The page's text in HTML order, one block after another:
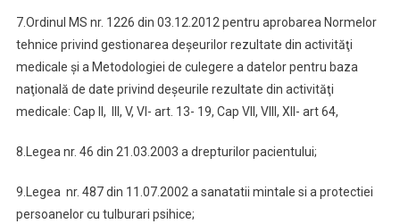
7.Ordinul MS nr. 1226 din 03.12.2012 pentru aprobarea Normelor
tehnice privind gestionarea deşeurilor rezultate din activităţi
medicale şi a Metodologiei de culegere a datelor pentru baza
naţională de date privind deşeurile rezultate din activităţi
medicale: Cap II, III, V, VI- art. 13- 19, Cap VII, VIII, XII- art 64,
8.Legea nr. 46 din 21.03.2003 a drepturilor pacientului;
9.Legea nr. 487 din 11.07.2002 a sanatatii mintale si a protectiei
persoanelor cu tulburari psihice;